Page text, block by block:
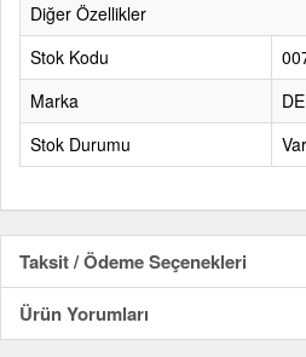
Diğer Özellikler
Stok Kodu
Marka
Stok Durumu
Var
Taksit / Ödeme Seçenekleri
Ürün Yorumları